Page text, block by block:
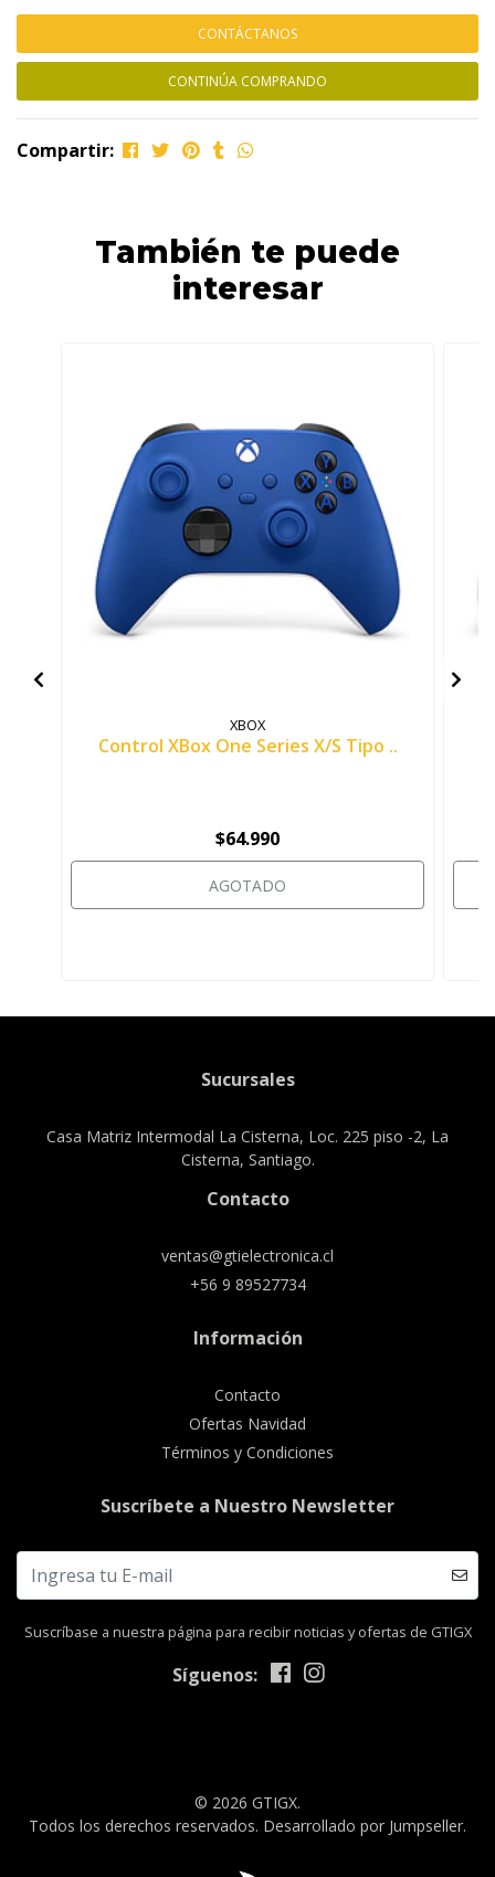
CONTÁCTANOS
CONTINÚA COMPRANDO
Compartir:
También te puede
interesar
XBOX
Control XBox One Series X/S Tipo ..
$64.990
AGOTADO
Sucursales
Casa Matriz Intermodal La Cisterna, Loc. 225 piso -2, La
Cisterna, Santiago.
Contacto
ventas@gtielectronica.cl
+56 9 89527734
Información
Contacto
Ofertas Navidad
Términos y Condiciones
Suscríbete a Nuestro Newsletter
Suscríbase a nuestra página para recibir noticias y ofertas de GTIGX
Síguenos:
© 2026 GTIGX.
Todos los derechos reservados. Desarrollado por Jumpseller.